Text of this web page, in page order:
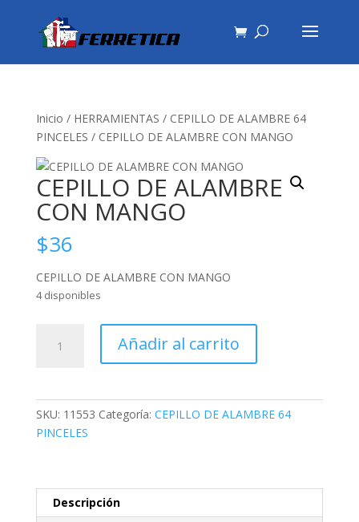
Inicio / HERRAMIENTAS / CEPILLO DE ALAMBRE 64
PINCELES / CEPILLO DE ALAMBRE CON MANGO
CEPILLO DE ALAMBRE
CON MANGO
$36
CEPILLO DE ALAMBRE CON MANGO
4 disponibles
Añadir al carrito
SKU: 11553 Categoría: CEPILLO DE ALAMBRE 64
PINCELES
Descripción